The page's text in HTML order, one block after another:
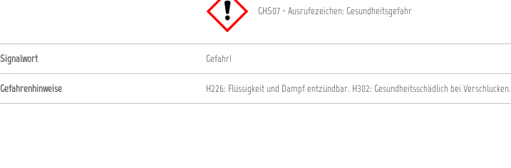
GHS07 - Ausrufezeichen: Gesundheitsgefahr
Signalwort Gefahr!
Gefahrenhinweise H226: Flüssigkeit und Dampf entzündbar. H302: Gesundheitsschädlich bei Verschlucken.